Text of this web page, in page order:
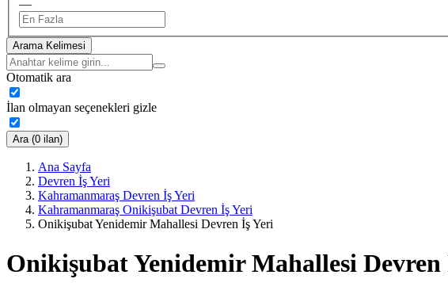
—
Arama Kelimesi
Otomatik ara
İlan olmayan seçenekleri gizle
Ara (0 ilan)
Ana Sayfa
Devren İş Yeri
Kahramanmaraş Devren İş Yeri
Kahramanmaraş Onikişubat Devren İş Yeri
Onikişubat Yenidemir Mahallesi Devren İş Yeri
Onikişubat Yenidemir Mahallesi Devren